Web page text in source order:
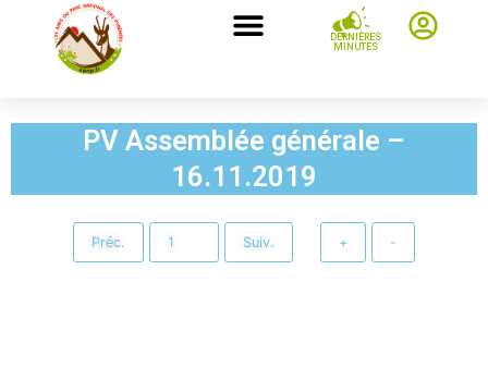
DERNIÈRES
MINUTES
PV Assemblée générale –
16.11.2019
Préc. Suiv. + -